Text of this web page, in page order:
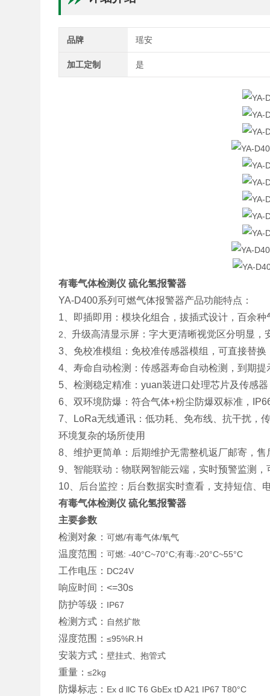
品牌 瑶安
加工定制 是
有毒气体检测仪 硫化氢报警器
YA-D400系列可燃气体报警器产品功能特点：
1、即插即用：模块化组合，拔插式设计，百余种
2、 升级高清显示屏：字大更清晰视觉区分明显，
3、免校准模组：免校准传感器模组，可直接替换
4、寿命自动检测：传感器寿命自动检测，到期提
5、检测稳定精准：yuan装进口处理芯片及传感
6、双环境防爆：符合气体+粉尘防爆双标准，
7、LoRa无线通讯：低功耗、免布线、抗干扰，
环境复杂的场所使用
8、维护更简单：后期维护无需整机返厂邮寄，售
9、智能联动：物联网智能云端，实时预警监测
10、后台监控：后台数据实时查看，支持短信、
有毒气体检测仪 硫化氢报警器
主要参数
检测对象：可燃/有毒气体/氧气
温度范围：可燃: -40°C~70°C;有毒:-20°C~55°C
工作电压： DC24V
响应时间：<=30s
防护等级： IP67
检测方式： 自然扩散
湿度范围：≤95%R.H
安装方式：壁挂式、抱管式
重量：≤2kg
防爆标志： Ex d llC T6 GbEx tD A21 IP67 T80°C